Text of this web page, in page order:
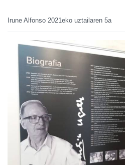
Irune Alfonso 2021eko uztailaren 5a